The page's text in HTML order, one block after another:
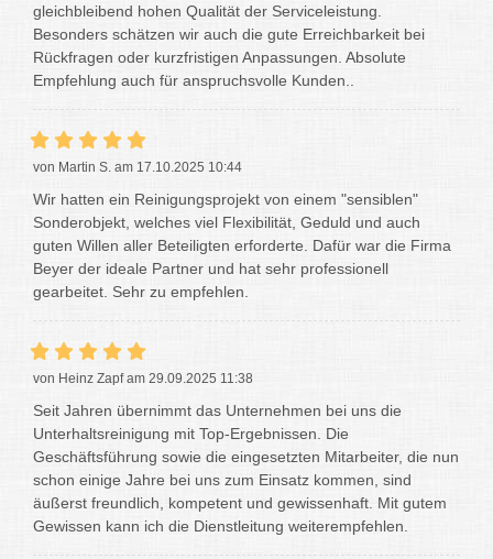
gleichbleibend hohen Qualität der Serviceleistung.
Besonders schätzen wir auch die gute Erreichbarkeit bei
Rückfragen oder kurzfristigen Anpassungen. Absolute
Empfehlung auch für anspruchsvolle Kunden..
von Martin S. am 17.10.2025 10:44
Wir hatten ein Reinigungsprojekt von einem "sensiblen"
Sonderobjekt, welches viel Flexibilität, Geduld und auch
guten Willen aller Beteiligten erforderte. Dafür war die Firma
Beyer der ideale Partner und hat sehr professionell
gearbeitet. Sehr zu empfehlen.
von Heinz Zapf am 29.09.2025 11:38
Seit Jahren übernimmt das Unternehmen bei uns die
Unterhaltsreinigung mit Top-Ergebnissen. Die
Geschäftsführung sowie die eingesetzten Mitarbeiter, die nun
schon einige Jahre bei uns zum Einsatz kommen, sind
äußerst freundlich, kompetent und gewissenhaft. Mit gutem
Gewissen kann ich die Dienstleitung weiterempfehlen.